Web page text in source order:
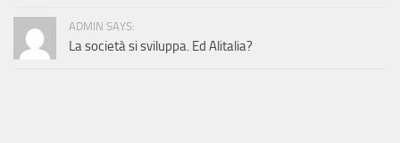
ADMIN SAYS:
La società si sviluppa. Ed Alitalia?